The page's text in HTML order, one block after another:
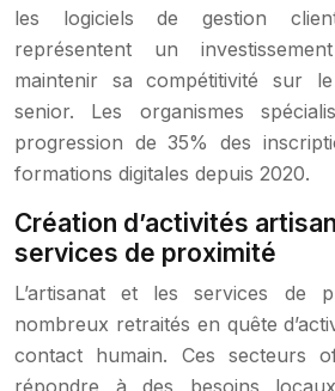
les logiciels de gestion
représentent un
maintenir sa compétitivité sur
senior. Les organismes
progression de 35% des
formations digitales depuis 2020.
Création d’activités
services de proximité
L’artisanat et les services de
nombreux retraités en quête
contact humain. Ces secteurs
répondre à des besoins